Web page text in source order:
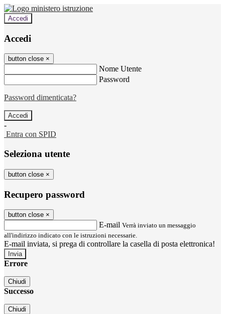
Accedi
Accedi
button close ×
Nome Utente
Password
Password dimenticata?
-
Entra con SPID
Seleziona utente
button close ×
Recupero password
button close ×
E-mail Verrà inviato un messaggio
all'indirizzo indicato con le istruzioni necessarie.
E-mail inviata, si prega di controllare la casella di posta elettronica!
Errore
Chiudi
Successo
Chiudi